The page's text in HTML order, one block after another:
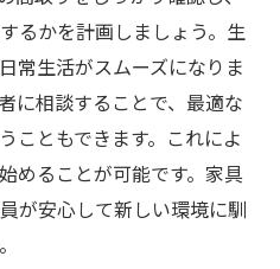
るかを計画しましょう。生
常生活がスムーズになりま
に相談することで、最適な
こともできます。これによ
めることが可能です。家具
が安心して新しい環境に馴